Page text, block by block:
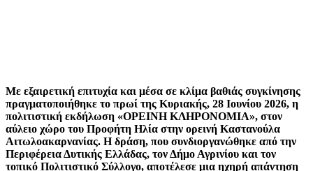
Με εξαιρετική επιτυχία και μέσα σε κλίμα βαθιάς συγκίνησης
πραγματοποιήθηκε το πρωί της Κυριακής, 28 Ιουνίου 2026, η
πολιτιστική εκδήλωση «ΟΡΕΙΝΗ ΚΛΗΡΟΝΟΜΙΑ», στον
αύλειο χώρο του Προφήτη Ηλία στην ορεινή Καστανούλα
Αιτωλοακαρνανίας. Η δράση, που συνδιοργανώθηκε από την
Περιφέρεια Δυτικής Ελλάδας, τον Δήμο Αγρινίου και τον
τοπικό Πολιτιστικό Σύλλογο, αποτέλεσε μια ηχηρή απάντηση